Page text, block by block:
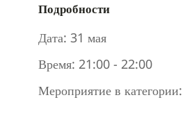
Подробности
Дата: 31 мая
Время: 21:00 - 22:00
Мероприятие в категории: